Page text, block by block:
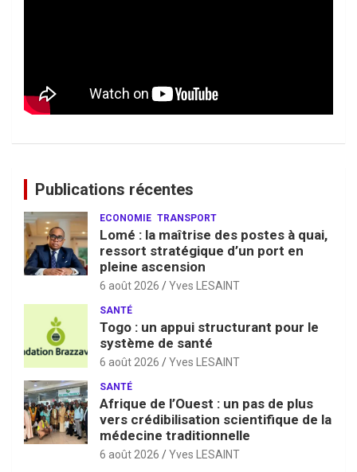
Publications récentes
ECONOMIE TRANSPORT
Lomé : la maîtrise des postes à quai,
ressort stratégique d’un port en
pleine ascension
6 août 2026 Yves LESAINT
SANTÉ
Togo : un appui structurant pour le
système de santé
6 août 2026 Yves LESAINT
SANTÉ
Afrique de l’Ouest : un pas de plus
vers crédibilisation scientifique de la
médecine traditionnelle
6 août 2026 Yves LESAINT